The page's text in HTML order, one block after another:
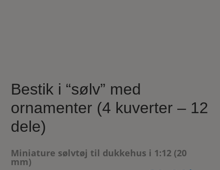
Bestik i “sølv” med
ornamenter (4 kuverter – 12
dele)
Miniature sølvtøj til dukkehus i 1:12 (20
mm)